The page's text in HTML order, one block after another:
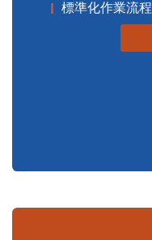
標準化作業流程